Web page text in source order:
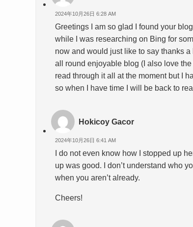
2024年10月26日 6:28 AM
Greetings I am so glad I found your
while I was researching on Bing for
now and would just like to say thanks
all round enjoyable blog (I also love
read through it all at the moment but I
so when I have time I will be back to
Hokicoy Gacor
2024年10月26日 6:41 AM
I do not even know how I stopped up
up was good. I don’t understand who
when you aren’t already.
Cheers!